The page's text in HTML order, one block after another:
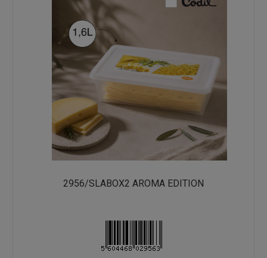
2956/SLABOX2 AROMA EDITION